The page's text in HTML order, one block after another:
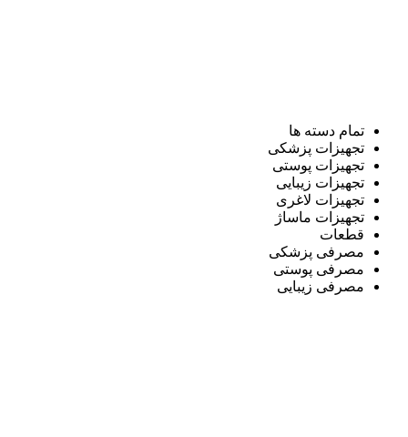
تمام دسته ها
تجهیزات پزشکی
تجهیزات پوستی
تجهیزات زیبایی
تجهیزات لاغری
تجهیزات ماساژ
قطعات
مصرفی پزشکی
مصرفی پوستی
مصرفی زیبایی